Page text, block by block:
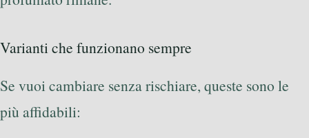
Varianti che funzionano sempre
Se vuoi cambiare senza rischiare, queste sono le
più affidabili: